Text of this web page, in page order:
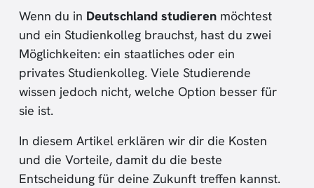
Wenn du in Deutschland studieren möchtest
und ein Studienkolleg brauchst, hast du zwei
Möglichkeiten: ein staatliches oder ein
privates Studienkolleg. Viele Studierende
wissen jedoch nicht, welche Option besser für
sie ist.
In diesem Artikel erklären wir dir die Kosten
und die Vorteile, damit du die beste
Entscheidung für deine Zukunft treffen kannst.